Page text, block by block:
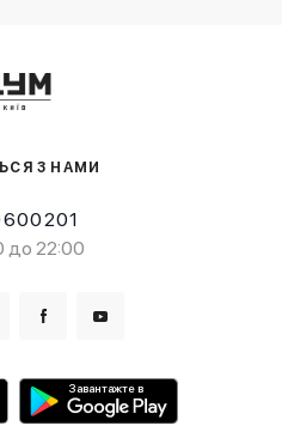
З НАМИ
до 22:00
Завантажте в